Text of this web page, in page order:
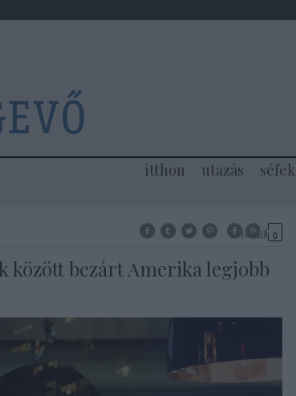
itthon utazás séfek
Tetszik 0
között bezárt Amerika legjobb